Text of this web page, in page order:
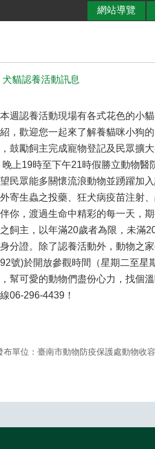
網站導覽
貓認養活動訊息
週認養活動現場有各式花色的小
，歡迎您一起來了解養貓咪小狗的
鼓勵飼主完成寵物登記及民眾擴
上19時至下午21時假勝立動物
民眾能多關懷流浪動物並踴躍加
寄生蟲之投藥、狂犬病疫苗注射
你，渡過生命中精彩的每一天，期
飼主，以年滿20歲者為限，未滿
分證。除了認養活動外，動物之
號)於開放參觀時間（星期二至星
幫可愛的動物們盡份心力，找個
06-296-4439！
布單位：臺南市動物防疫保護處動物收